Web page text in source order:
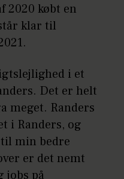
2020 købt en
klar til
i et
Det er helt
meget. Randers
i Randers, og
min bedre
er det nemt
jobs på